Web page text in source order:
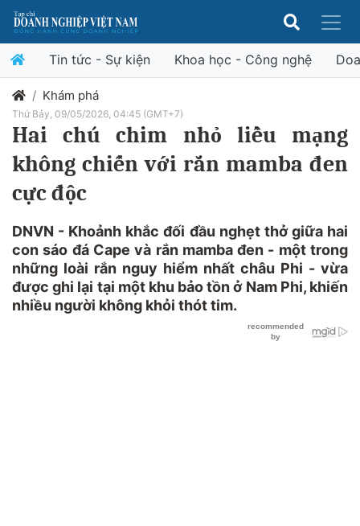
Tin tức - Sự kiện Khoa học - Công nghệ
Khám phá
Thứ Bảy, 09/05/2026, 04:45 (GMT+7)
Hai chú chim nhỏ liều mạng
không chiến với rắn mamba đen
cực độc
DNVN - Khoảnh khắc đối đầu nghẹt thở giữa hai
con sáo đá Cape và rắn mamba đen - một trong
những loài rắn nguy hiểm nhất châu Phi - vừa
được ghi lại tại một khu bảo tồn ở Nam Phi, khiến
nhiều người không khỏi thót tim.